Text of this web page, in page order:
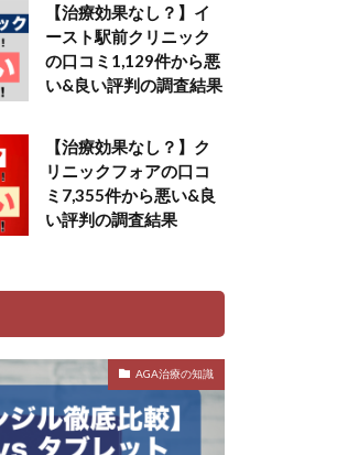
【治療効果なし？】イ
ースト駅前クリニック
の口コミ1,129件から悪
い&良い評判の調査結果
【治療効果なし？】ク
リニックフォアの口コ
ミ7,355件から悪い&良
い評判の調査結果
AGA治療の知識